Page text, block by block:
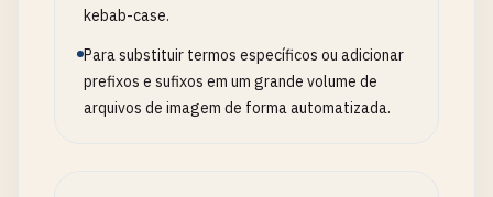
kebab-case.
Para substituir termos específicos ou adicionar
prefixos e sufixos em um grande volume de
arquivos de imagem de forma automatizada.